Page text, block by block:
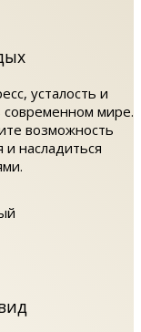
усталость и
современном мире.
возможность
и насладиться